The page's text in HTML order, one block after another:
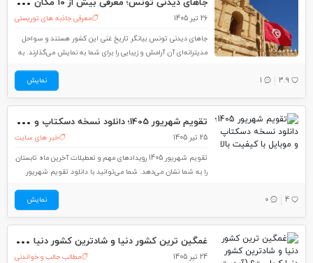
26 تیر 1405
معرفی جاذبه های توریستی
جاهای دیدنی تونس بیانگر تاریخ غنی این کشور هستند و سواحل
مدیترانه‌ای آن آرامش و زیبایی را برای شما به نمایش می‌گذارند. به
تونس را معرفی کرده‌ایم تا اگر به این کشور سفر کردید، فهرستی
3.9
1 نمایش
تقو
یم شهریور 1405؛ دانلود نسخه دسکتاپ و موبایل با کیفیت بالا
25 تیر 1405
خبر های سایت
تقویم شهریور 1405 رویدادهای مهم و تعطیلات آخرین ماه تابستان
را به شما نشان می‌دهد. شما می‌توانید با دانلود تقویم شهریور
شهریور دسترسی داشته باشید و برای کارهایتان برنامه‌ریزی‌ کنید.
4
0 نمایش
غمگ
ین ترین کشور دنیا و شادترین کشور دنیا کجاست؟ (آپدیت 2026)
24 تیر 1405
مطالب جالب و خواندنی